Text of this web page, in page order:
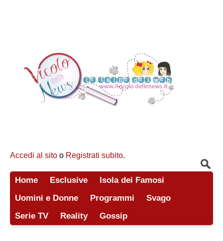
Accedi al sito o Registrati subito.
Home Esclusive
Isola dei Famosi
Uomini e Donne
Programmi
Svago
Serie TV
Reality Gossip